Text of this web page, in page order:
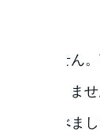
れていません
も出てきま
？を学べまし